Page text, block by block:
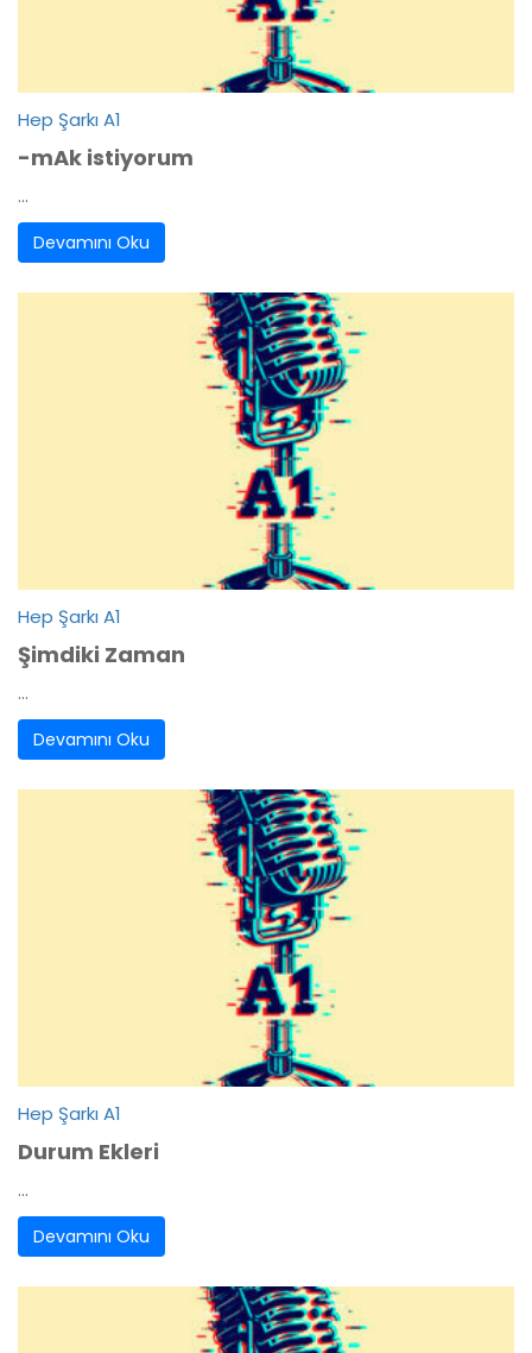
Hep Şarkı A1
-mAk istiyorum
...
Devamını Oku
Hep Şarkı A1
Şimdiki Zaman
...
Devamını Oku
Hep Şarkı A1
Durum Ekleri
...
Devamını Oku